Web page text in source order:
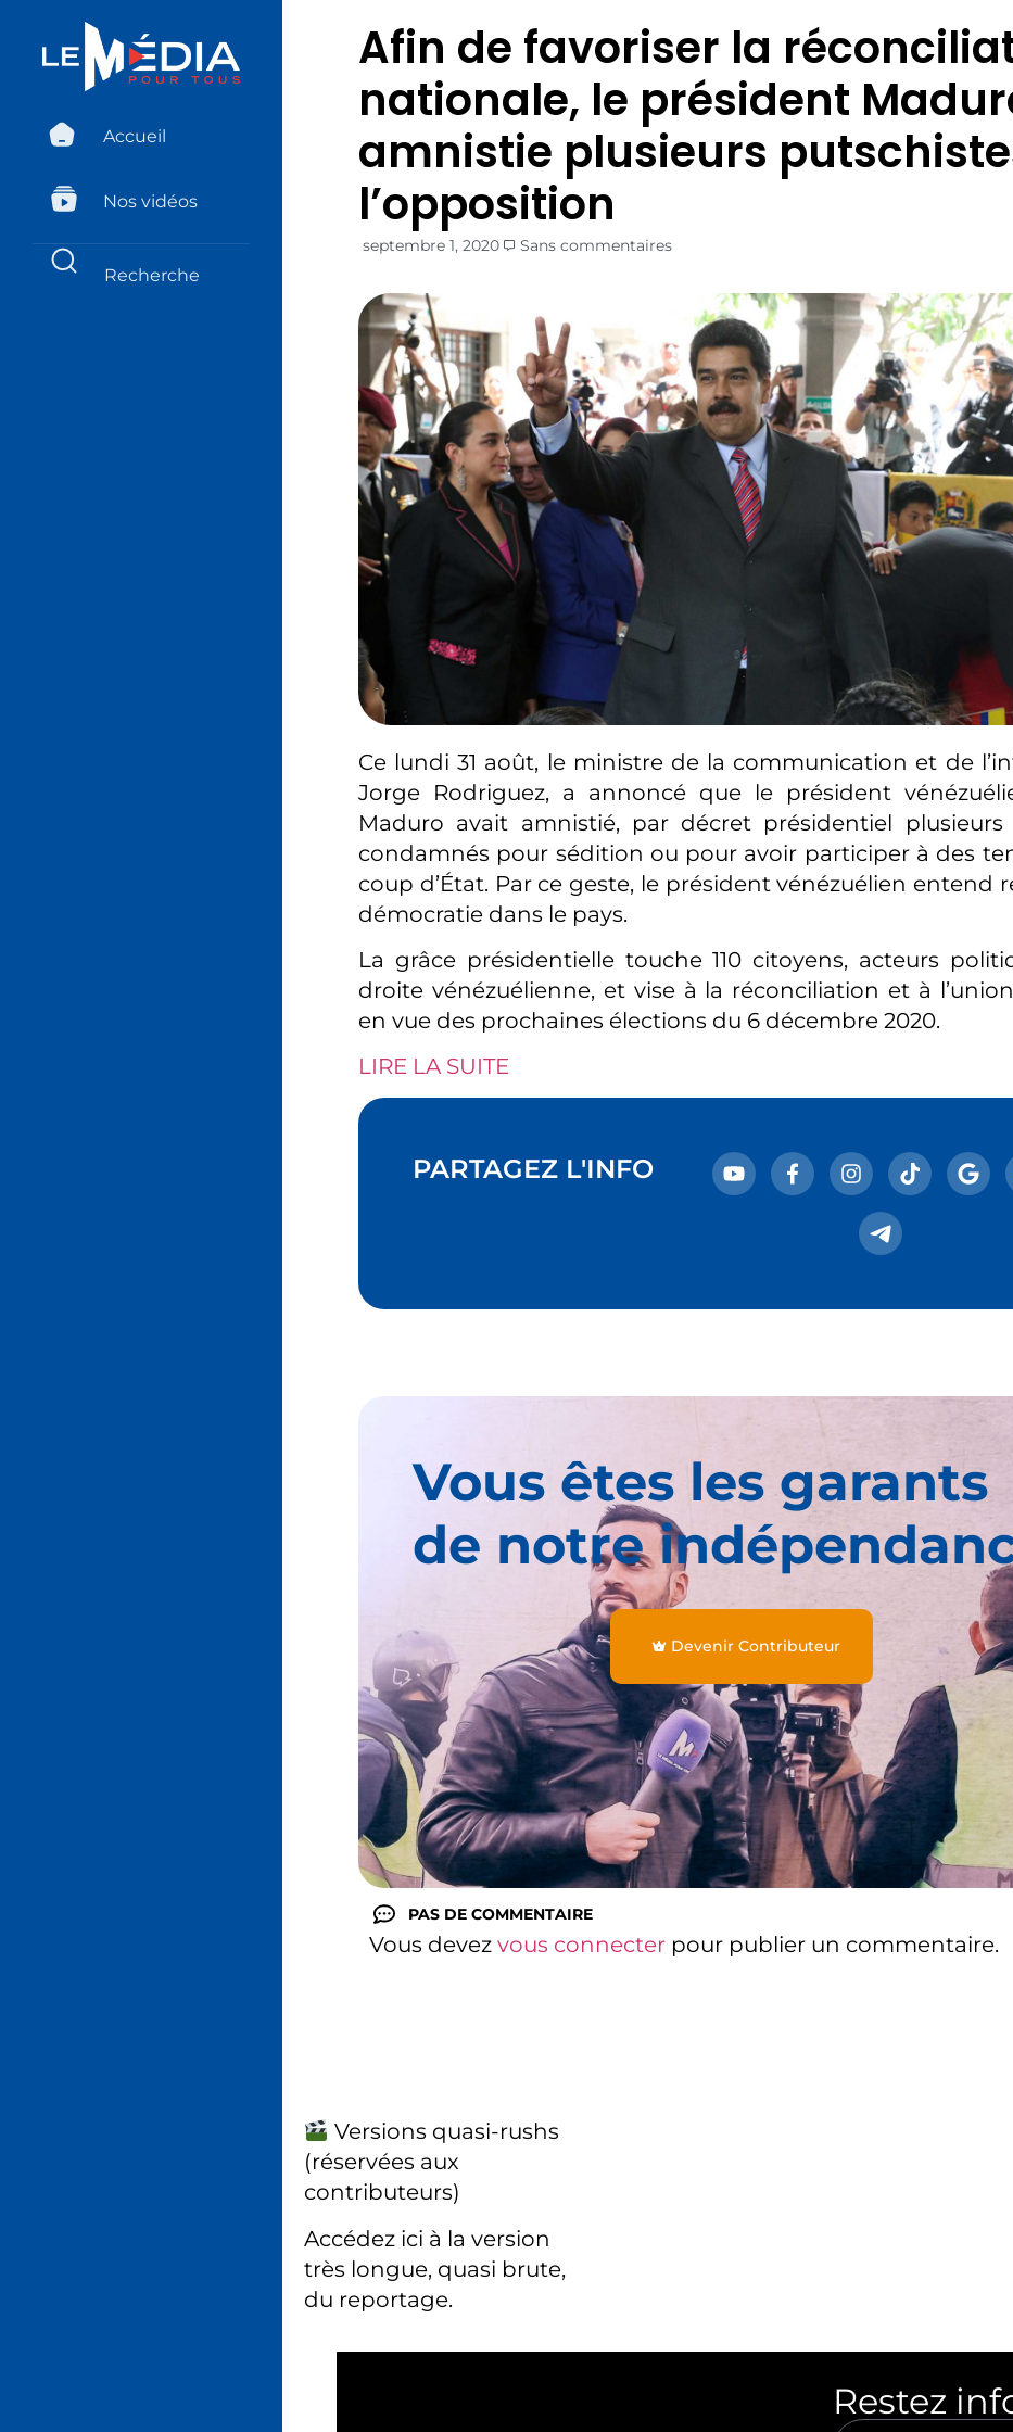
Accueil
Nos vidéos
Afin de favoriser la
nationale, le président
amnistie plusieurs
l’opposition
septembre 1, 2020 Sans commentaires
Ce lundi 31 août, le ministre de la communication et de
Jorge Rodriguez, a annoncé que le président
Maduro avait amnistié, par décret présidentiel plusieurs
condamnés pour sédition ou pour avoir participer à des
coup d’État. Par ce geste, le président vénézuélien entend
démocratie dans le pays.
La grâce présidentielle touche 110 citoyens, acteurs
droite vénézuélienne, et vise à la réconciliation et à
en vue des prochaines élections du 6 décembre 2020.
LIRE LA SUITE
PARTAGEZ L'INFO
Vous êtes les garants
de notre
Devenir Contributeur
PAS DE COMMENTAIRE
Vous devez vous connecter pour publier un commentaire.
Versions quasi-rushs
(réservées aux
contributeurs)
Accédez ici à la version
très longue, quasi brute,
du reportage.
Restez